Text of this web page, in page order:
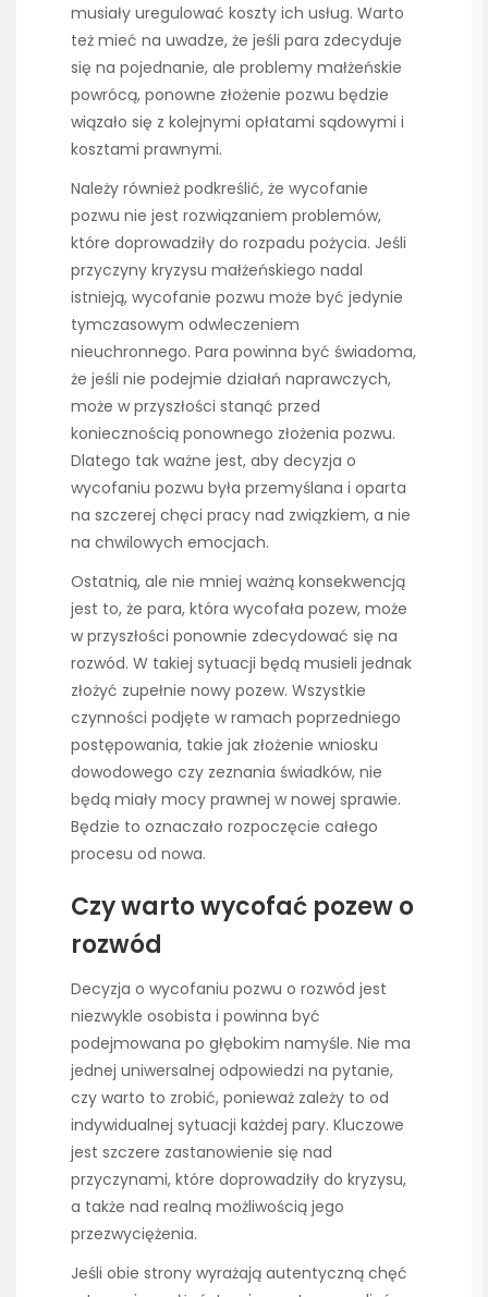
musiały uregulować koszty ich usług. Warto
też mieć na uwadze, że jeśli para zdecyduje
się na pojednanie, ale problemy małżeńskie
powrócą, ponowne złożenie pozwu będzie
wiązało się z kolejnymi opłatami sądowymi i
kosztami prawnymi.
Należy również podkreślić, że wycofanie
pozwu nie jest rozwiązaniem problemów,
które doprowadziły do rozpadu pożycia. Jeśli
przyczyny kryzysu małżeńskiego nadal
istnieją, wycofanie pozwu może być jedynie
tymczasowym odwleczeniem
nieuchronnego. Para powinna być świadoma,
że jeśli nie podejmie działań naprawczych,
może w przyszłości stanąć przed
koniecznością ponownego złożenia pozwu.
Dlatego tak ważne jest, aby decyzja o
wycofaniu pozwu była przemyślana i oparta
na szczerej chęci pracy nad związkiem, a nie
na chwilowych emocjach.
Ostatnią, ale nie mniej ważną konsekwencją
jest to, że para, która wycofała pozew, może
w przyszłości ponownie zdecydować się na
rozwód. W takiej sytuacji będą musieli jednak
złożyć zupełnie nowy pozew. Wszystkie
czynności podjęte w ramach poprzedniego
postępowania, takie jak złożenie wniosku
dowodowego czy zeznania świadków, nie
będą miały mocy prawnej w nowej sprawie.
Będzie to oznaczało rozpoczęcie całego
procesu od nowa.
Czy warto wycofać pozew o
rozwód
Decyzja o wycofaniu pozwu o rozwód jest
niezwykle osobista i powinna być
podejmowana po głębokim namyśle. Nie ma
jednej uniwersalnej odpowiedzi na pytanie,
czy warto to zrobić, ponieważ zależy to od
indywidualnej sytuacji każdej pary. Kluczowe
jest szczere zastanowienie się nad
przyczynami, które doprowadziły do kryzysu,
a także nad realną możliwością jego
przezwyciężenia.
Jeśli obie strony wyrażają autentyczną chęć